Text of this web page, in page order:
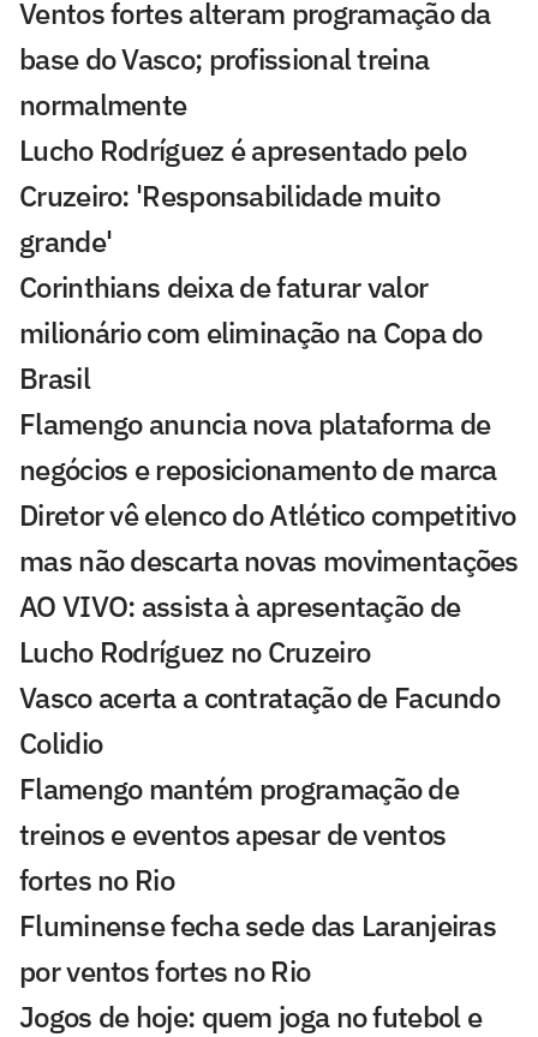
Ventos fortes alteram programação da
base do Vasco; profissional treina
normalmente
Lucho Rodríguez é apresentado pelo
Cruzeiro: 'Responsabilidade muito
grande'
Corinthians deixa de faturar valor
milionário com eliminação na Copa do
Brasil
Flamengo anuncia nova plataforma de
negócios e reposicionamento de marca
Diretor vê elenco do Atlético competitivo
mas não descarta novas movimentações
AO VIVO: assista à apresentação de
Lucho Rodríguez no Cruzeiro
Vasco acerta a contratação de Facundo
Colidio
Flamengo mantém programação de
treinos e eventos apesar de ventos
fortes no Rio
Fluminense fecha sede das Laranjeiras
por ventos fortes no Rio
Jogos de hoje: quem joga no futebol e